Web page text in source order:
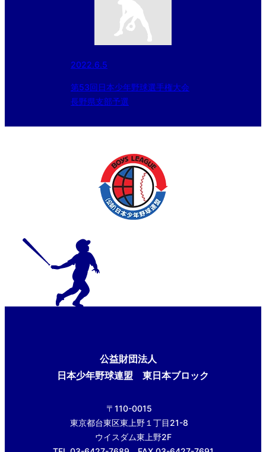
2022.6.5
第53回日本少年野球選手権大会
長野県支部予選
公益財団法人
日本少年野球連盟 東日本ブロック
〒110-0015
東京都台東区東上野１丁目21-8
ウイスダム東上野2F